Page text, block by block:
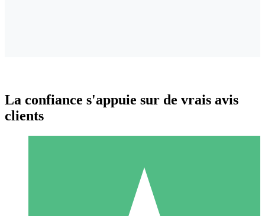
Packs de Crédits Individuels
La confiance s'appuie sur de vrais avis
clients